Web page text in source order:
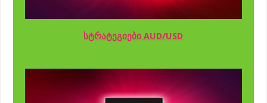
სტრატეგიები AUD/USD